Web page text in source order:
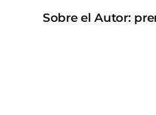
Sobre el Autor: